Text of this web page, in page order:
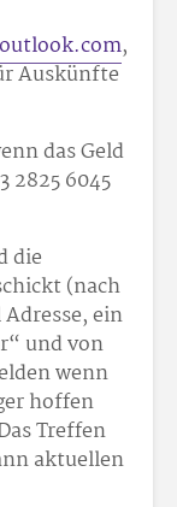
,
Auskünfte
das Geld
2825 6045
die
(nach
ein
und von
wenn
hoffen
Treffen
aktuellen